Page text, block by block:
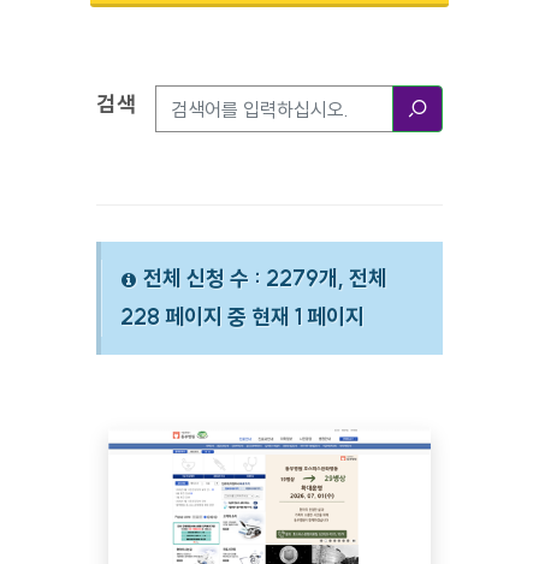
검색옵션
검색
전체 신청 수 : 2279개, 전체
228 페이지 중 현재 1 페이지